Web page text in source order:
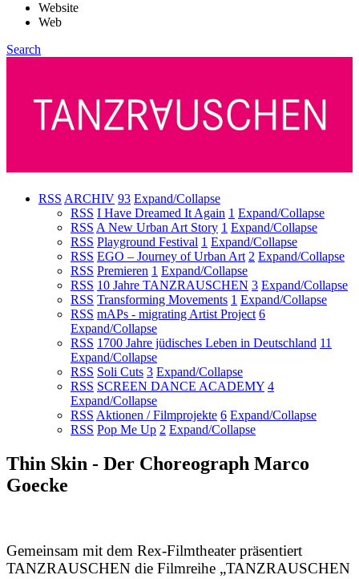
Website
Web
Search
RSS ARCHIV 93 Expand/Collapse
RSS I Have Dreamed It Again 1 Expand/Collapse
RSS A New Urban Art Story 1 Expand/Collapse
RSS Playground Festival 1 Expand/Collapse
RSS EGO – Journey of Urban Art 2 Expand/Collapse
RSS Premieren 1 Expand/Collapse
RSS 10 Jahre TANZRAUSCHEN 3 Expand/Collapse
RSS Transforming Movements 1 Expand/Collapse
RSS mAPs - migrating Artist Project 6
Expand/Collapse
RSS 1700 Jahre jüdisches Leben in Deutschland 11
Expand/Collapse
RSS Soli Cuts 3 Expand/Collapse
RSS SCREEN DANCE ACADEMY 4
Expand/Collapse
RSS Aktionen / Filmprojekte 6 Expand/Collapse
RSS Pop Me Up 2 Expand/Collapse
Thin Skin - Der Choreograph Marco
Goecke
Gemeinsam mit dem Rex-Filmtheater präsentiert
TANZRAUSCHEN die Filmreihe „TANZRAUSCHEN